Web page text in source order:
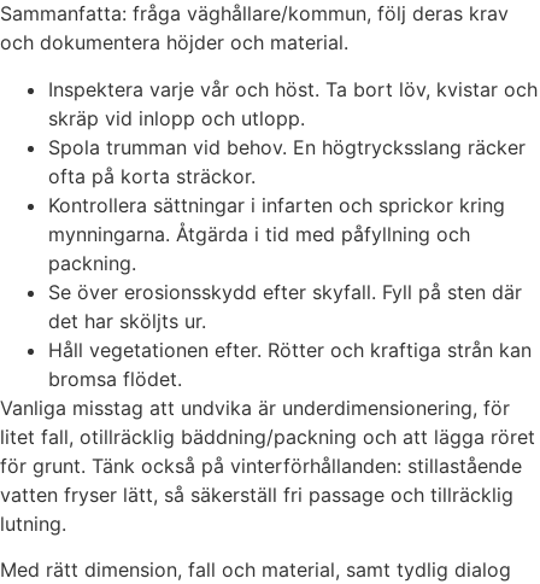
Sammanfatta: fråga väghållare/kommun, följ deras krav
och dokumentera höjder och material.
Inspektera varje vår och höst. Ta bort löv, kvistar och
skräp vid inlopp och utlopp.
Spola trumman vid behov. En högtrycksslang räcker
ofta på korta sträckor.
Kontrollera sättningar i infarten och sprickor kring
mynningarna. Åtgärda i tid med påfyllning och
packning.
Se över erosionsskydd efter skyfall. Fyll på sten där
det har sköljts ur.
Håll vegetationen efter. Rötter och kraftiga strån kan
bromsa flödet.
Vanliga misstag att undvika är underdimensionering, för
litet fall, otillräcklig bäddning/packning och att lägga röret
för grunt. Tänk också på vinterförhållanden: stillastående
vatten fryser lätt, så säkerställ fri passage och tillräcklig
lutning.
Med rätt dimension, fall och material, samt tydlig dialog